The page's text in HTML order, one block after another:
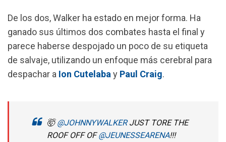
De los dos, Walker ha estado en mejor forma. Ha
ganado sus últimos dos combates hasta el final y
parece haberse despojado un poco de su etiqueta
de salvaje, utilizando un enfoque más cerebral para
despachar a Ion Cutelaba y Paul Craig.
🤯@JOHNNYWALKERJUST TORE THE
ROOF OFF OF@JEUNESSEARENA!!!